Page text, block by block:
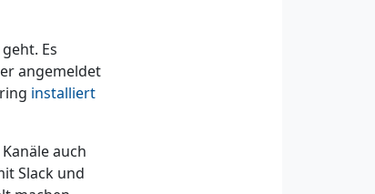
Es
angemeldet
installiert
auch
Slack und